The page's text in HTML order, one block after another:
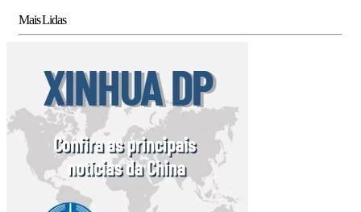
Mais Lidas